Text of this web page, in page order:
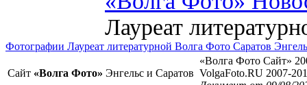
Лауреат
Фотографии Лауреат литературной Волга Фото Саратов
Сайт «Волга Фото» Энгельс и Саратов
«Волга Фото Сайт»
VolgaFoto.RU 2007-